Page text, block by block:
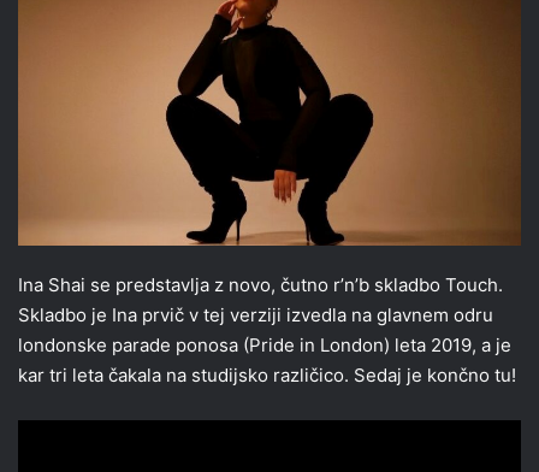
Ina Shai se predstavlja z novo, čutno r’n’b skladbo Touch.
Skladbo je Ina prvič v tej verziji izvedla na glavnem odru
londonske parade ponosa (Pride in London) leta 2019, a je
kar tri leta čakala na studijsko različico. Sedaj je končno tu!